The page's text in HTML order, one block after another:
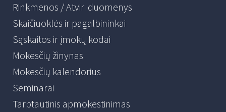
Rinkmenos / Atviri duomenys
Skaičiuoklės ir pagalbininkai
Sąskaitos ir įmokų kodai
Mokesčių žinynas
Mokesčių kalendorius
Seminarai
Tarptautinis apmokestinimas